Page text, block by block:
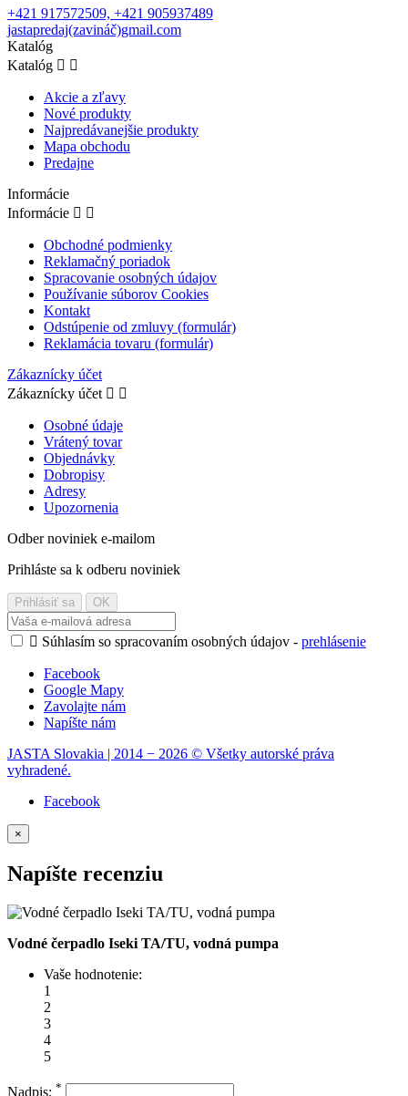
+421 917572509, +421 905937489
jastapredaj(zavináč)gmail.com
Katalóg
Katalóg  
Akcie a zľavy
Nové produkty
Najpredávanejšie produkty
Mapa obchodu
Predajne
Informácie
Informácie  
Obchodné podmienky
Reklamačný poriadok
Spracovanie osobných údajov
Používanie súborov Cookies
Kontakt
Odstúpenie od zmluvy (formulár)
Reklamácia tovaru (formulár)
Zákaznícky účet
Zákaznícky účet  
Osobné údaje
Vrátený tovar
Objednávky
Dobropisy
Adresy
Upozornenia
Odber noviniek e-mailom
Prihláste sa k odberu noviniek
 Súhlasím so spracovaním osobných údajov - prehlásenie
Facebook
Google Mapy
Zavolajte nám
Napíšte nám
JASTA Slovakia | 2014 − 2026 © Všetky autorské práva
vyhradené.
Facebook
×
Napíšte recenziu
Vodné čerpadlo Iseki TA/TU, vodná pumpa
Vaše hodnotenie:
1
2
3
4
5
Nadpis: *